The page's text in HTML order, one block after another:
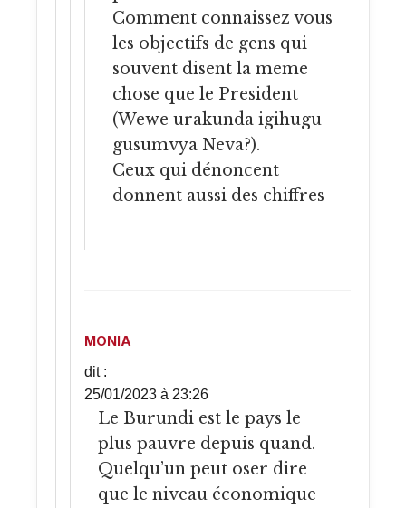
Comment connaissez vous
les objectifs de gens qui
souvent disent la meme
chose que le President
(Wewe urakunda igihugu
gusumvya Neva?).
Ceux qui dénoncent
donnent aussi des chiffres
MONIA
dit :
25/01/2023 à 23:26
Le Burundi est le pays le
plus pauvre depuis quand.
Quelqu’un peut oser dire
que le niveau économique